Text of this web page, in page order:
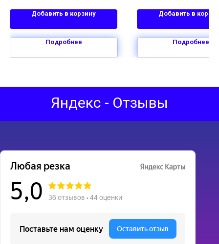
покрытием на основе порошковой
Тип крепления:закрытый
Добавить в корзину
Подробнее
покрытиемДобавить в
Подробнее
Яндекс - Отзывы